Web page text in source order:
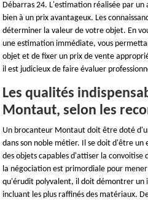
Débarras 24. L'estimation réalisée par
bien à un prix avantageux. Les
déterminer la valeur de votre objet. En
une estimation immédiate, vous
objet et de fixer un prix de vente
il est judicieux de faire évaluer
Les qualités
Montaut, selon les
Un brocanteur Montaut doit être doté
dans son noble métier. Il se doit d'être
des objets capables d'attiser la convoitise
la négociation est primordiale pour
qu'érudit polyvalent, il doit démontrer un
incluant les plus raffinés des matériaux.